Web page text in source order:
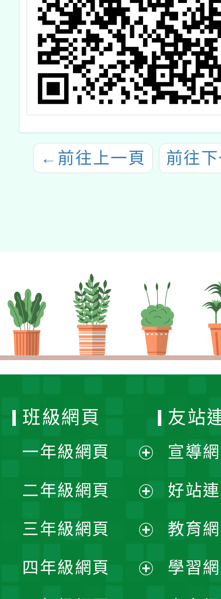
← 前往上一頁 前往
班級網頁
一年級網頁
開
選
單
二年級網頁
開
選
三年級網頁
開
四年級網頁
友站
宣導
好站
教育
學習